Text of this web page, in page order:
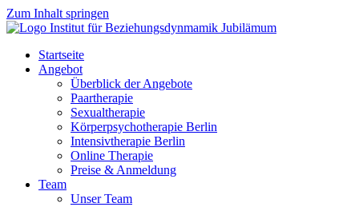
Zum Inhalt springen
Startseite
Angebot
Überblick der Angebote
Paartherapie
Sexualtherapie
Körperpsychotherapie Berlin
Intensivtherapie Berlin
Online Therapie
Preise & Anmeldung
Team
Unser Team